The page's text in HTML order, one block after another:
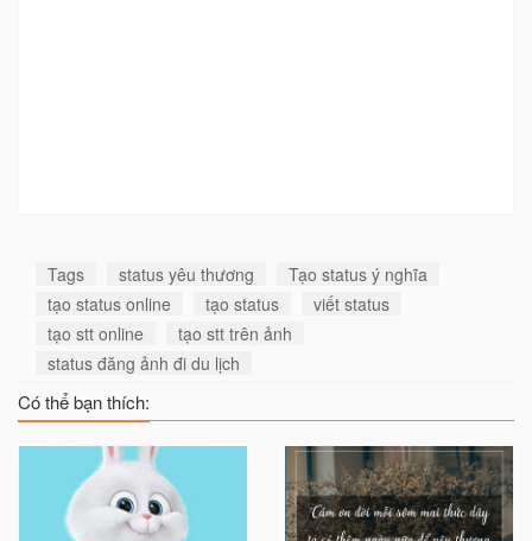
Tags status yêu thương
Tạo status ý nghĩa
tạo status online
tạo status
viết status
tạo stt online
tạo stt trên ảnh
status đăng ảnh đi du lịch
Có thể bạn thích: